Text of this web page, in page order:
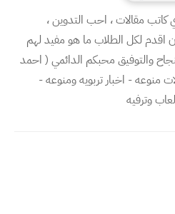
كاتب مقالات ، احب التدوين ،
اقدم لكل الطلاب ما هو مفيد لهم
والتوفيق محبكم الدائمي ( احمد
منوعه - اخبار تربويه ومنوعه -
وترفيه